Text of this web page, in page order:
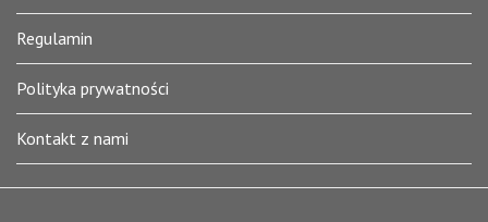
Regulamin
Polityka prywatności
Kontakt z nami